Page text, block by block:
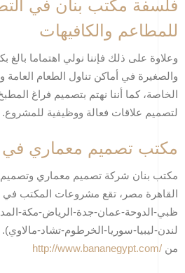
فلسفة مكتب بنان في
للمطاعم والكافيهات
وعلاوة على ذلك فإننا نولي اهتماما بالغ
والصغيرة في أماكن تناول الطعام العامة
الخاصة، كما أننا نهتم بتصميم فراغ
لتصميم علاقات فعالة ووظيفية للمشروع.
مكتب تصميم معماري
مكتب بنان شركة تصميم معماري وتصميم
القاهرة مصر، تقع مشروعات المكتب في
ظبي-الدوحة-عمان-جدة-الرياض-مكة-
لندن-ليبيا-سوريا-الخرطوم-تشاد-
من http://www.bananegypt.com/